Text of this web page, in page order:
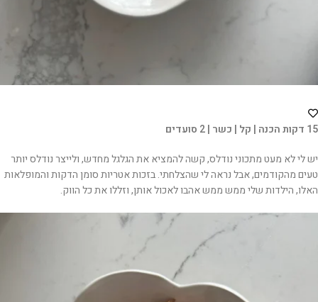
15 דקות הכנה | קל | כשר | 2 סועדים
יש לי לא מעט מתכוני נודלס, קשה להמציא את הגלגל מחדש, ולייצר נודלס יותר
טעים מהקודמים, אבל נראה לי שהצלחתי. בזכות אטריות סומן הדקות והמופלאות
האלו, הילדות שלי ממש ממש אהבו לאכול אותן, וזללו את כל הווק.